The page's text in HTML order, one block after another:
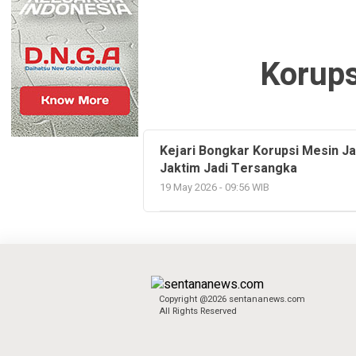
Kejari Bongkar Korupsi Mesin
Jaktim Jadi Tersangka
19 May 2026 - 09:56 WIB
Copyright @2026 sentananews.com
All Rights Reserved